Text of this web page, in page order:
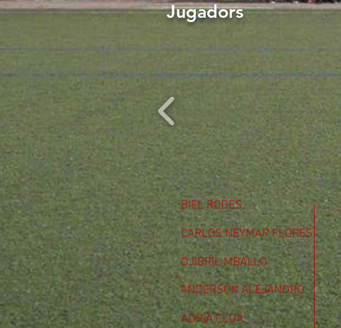
Jugadors
BIEL RODES
CARLOS NEYMAR FLORES
DJIBRIL MBALLO
ANDERSON ALEJANDRO
ADRIA CLUA